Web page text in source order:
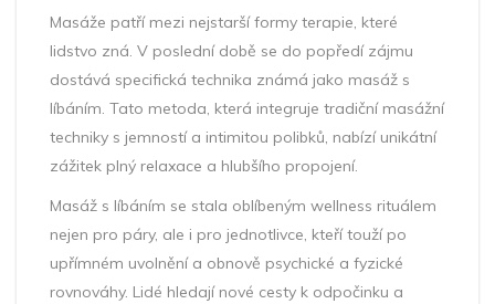
Masáže patří mezi nejstarší formy terapie, které
lidstvo zná. V poslední době se do popředí zájmu
dostává specifická technika známá jako masáž s
líbáním. Tato metoda, která integruje tradiční masážní
techniky s jemností a intimitou polibků, nabízí unikátní
zážitek plný relaxace a hlubšího propojení.
Masáž s líbáním se stala oblíbeným wellness rituálem
nejen pro páry, ale i pro jednotlivce, kteří touží po
upřímném uvolnění a obnově psychické a fyzické
rovnováhy. Lidé hledají nové cesty k odpočinku a